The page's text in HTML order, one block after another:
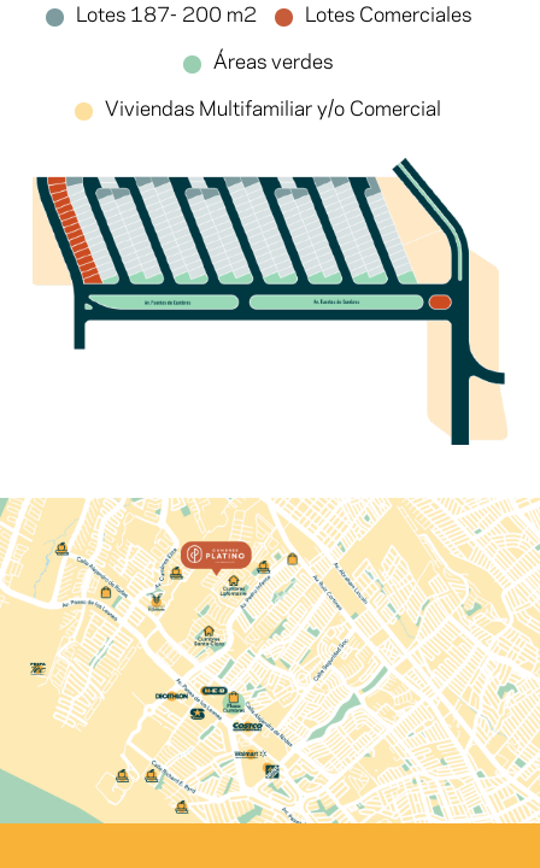
Lotes 187- 200 m2 Lotes Comerciales
Áreas verdes
Viviendas Multifamiliar y/o Comercial